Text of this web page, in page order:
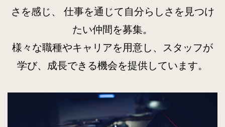
さを感じ、 仕事を通じて自分らしさを見つけ
たい仲間を募集。
様々な職種やキャリアを用意し、スタッフが
学び、成長できる機会を提供しています。